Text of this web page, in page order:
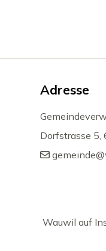
Adresse
Dorfstrasse
Wauwil auf